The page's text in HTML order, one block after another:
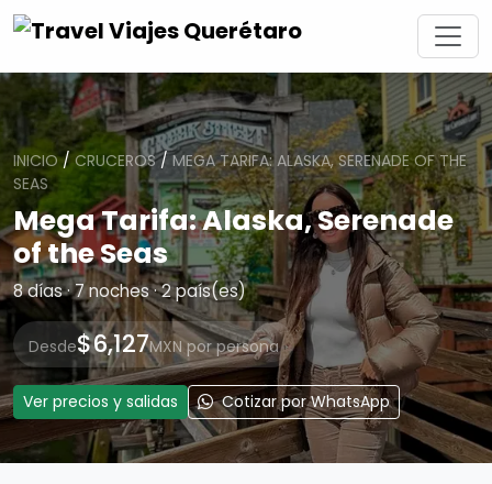
INICIO/CRUCEROS/ MEGA TARIFA: ALASKA, SERENADE OF THE
SEAS
Mega Tarifa: Alaska, Serenade
of the Seas
8 días · 7 noches · 2 país(es)
Desde$6,127MXN por persona
Ver precios y salidas Cotizar por WhatsApp